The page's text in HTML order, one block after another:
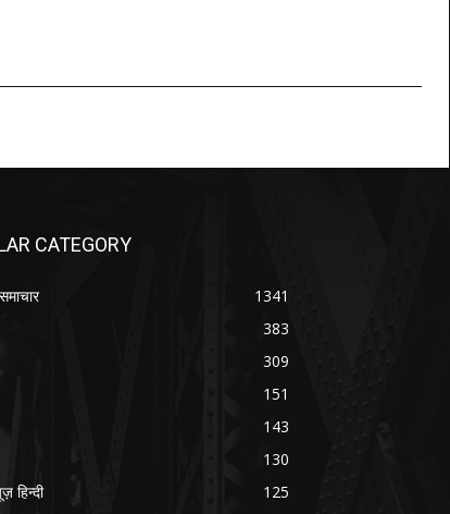
CATEGORY
1341
383
309
151
143
130
हिन्दी
125